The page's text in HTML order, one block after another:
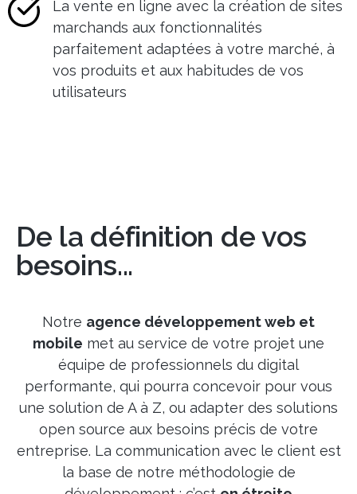
La vente en ligne avec la création de sites
marchands aux fonctionnalités
parfaitement adaptées à votre marché, à
vos produits et aux habitudes de vos
utilisateurs
De la définition de vos
besoins...
Notre agence développement web et
mobile met au service de votre projet une
équipe de professionnels du digital
performante, qui pourra concevoir pour vous
une solution de A à Z, ou adapter des solutions
open source aux besoins précis de votre
entreprise. La communication avec le client est
la base de notre méthodologie de